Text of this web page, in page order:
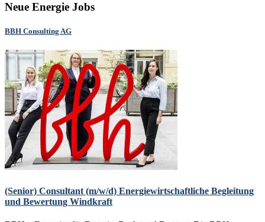
Neue Energie Jobs
BBH Consulting AG
(Senior) Consultant (m/w/d) Energiewirtschaftliche Begleitung
und Bewertung Windkraft